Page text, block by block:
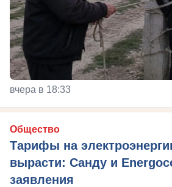
вчера в 18:33
Общество
Тарифы на
вырасти: Санду и
заявления